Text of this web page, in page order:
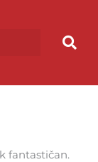
fantastičan.